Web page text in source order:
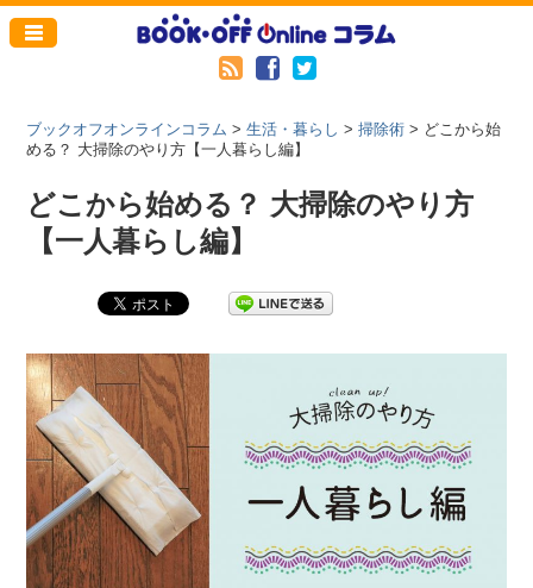
ブックオフオンラインコラム >生活・暮らし >掃除術 > どこから始
める？ 大掃除のやり方【一人暮らし編】
どこから始める？ 大掃除のやり方
【一人暮らし編】